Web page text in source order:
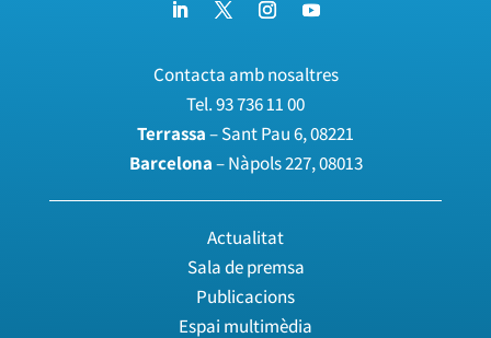
Contacta amb nosaltres
Tel.93 736 11 00
Terrassa– Sant Pau 6, 08221
Barcelona– Nàpols 227, 08013
Actualitat
Sala de premsa
Publicacions
Espai multimèdia